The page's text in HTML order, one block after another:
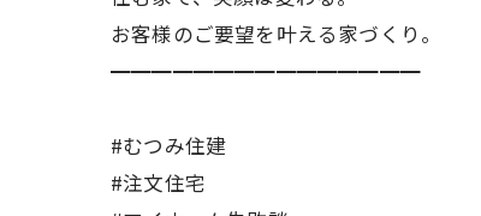
お客様のご要望を叶える家づくり。
━━━━━━━━━━━━━━━
#むつみ住建
#注文住宅